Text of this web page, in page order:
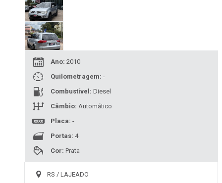
Ano: 2010
Quilometragem: -
Combustível: Diesel
Câmbio: Automático
Placa: -
Portas: 4
Cor: Prata
RS / LAJEADO